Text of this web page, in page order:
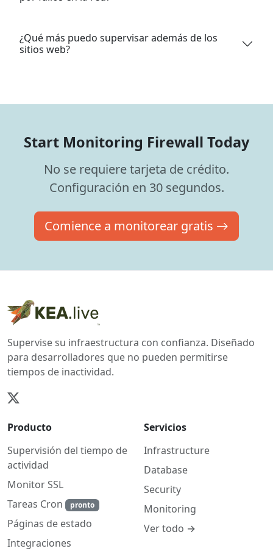
¿Qué más puedo supervisar además de los
sitios web?
Start Monitoring Firewall Today
No se requiere tarjeta de crédito.
Configuración en 30 segundos.
Comience a monitorear gratis
Supervise su infraestructura con confianza. Diseñado
para desarrolladores que no pueden permitirse
tiempos de inactividad.
Producto
Supervisión del tiempo de
actividad
Monitor SSL
Tareas Cron
pronto
Páginas de estado
Integraciones
Servicios
Infrastructure
Database
Security
Monitoring
Ver todo →